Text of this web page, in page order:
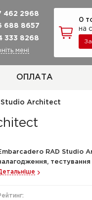
0
на
ОПЛАТА
462 2968
688 8657
333 8268
мені
Studio Architect
RAD Studio